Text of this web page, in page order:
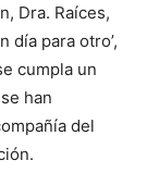
Dra. Raíces,
día para otro’,
cumpla un
han
del